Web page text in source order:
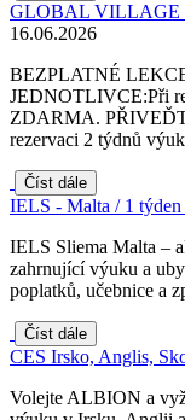
GLOBAL VILLAGE
16.06.2026
BEZPLATNÉ
JEDNOTLIVCE:Při
ZDARMA.
rezervaci 2 týdnů
Číst dále
IELS - Malta / 1
IELS Sliema Malta –
zahrnující výuku a
poplatků, učebnice a
Číst dále
CES Irsko, Anglis,
Volejte ALBION a